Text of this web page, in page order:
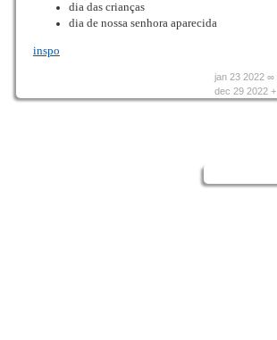
dia das crianças
dia de nossa senhora aparecida
inspo
jan 23 2022 ∞
dec 29 2022 +